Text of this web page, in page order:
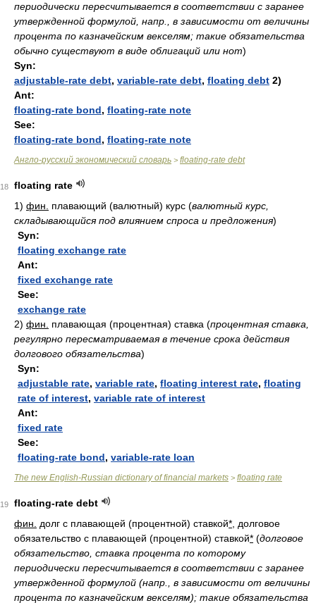
периодически пересчитывается в соответствии с заранее
утвержденной формулой, напр., в зависимости от величины
процента по казначейским векселям; такие обязательства
обычно существуют в виде облигаций или нот)
Syn:
adjustable-rate debt, variable-rate debt, floating debt 2)
Ant:
floating-rate bond, floating-rate note
See:
floating-rate bond, floating-rate note
Англо-русский экономический словарь > floating-rate debt
18
floating rate
1) фин. плавающий (валютный) курс (валютный курс,
складывающийся под влиянием спроса и предложения)
Syn:
floating exchange rate
Ant:
fixed exchange rate
See:
exchange rate
2) фин. плавающая (процентная) ставка (процентная ставка,
регулярно пересматриваемая в течение срока действия
долгового обязательства)
Syn:
adjustable rate, variable rate, floating interest rate, floating
rate of interest, variable rate of interest
Ant:
fixed rate
See:
floating-rate bond, variable-rate loan
The new English-Russian dictionary of financial markets > floating rate
19
floating-rate debt
фин.
долг с плавающей (процентной) ставкой* , долговое
обязательство с плавающей (процентной) ставкой* (долговое
обязательство, ставка процента по которому
периодически пересчитывается в соответствии с заранее
утвержденной формулой (напр., в зависимости от величины
процента по казначейским векселям); такие обязательства